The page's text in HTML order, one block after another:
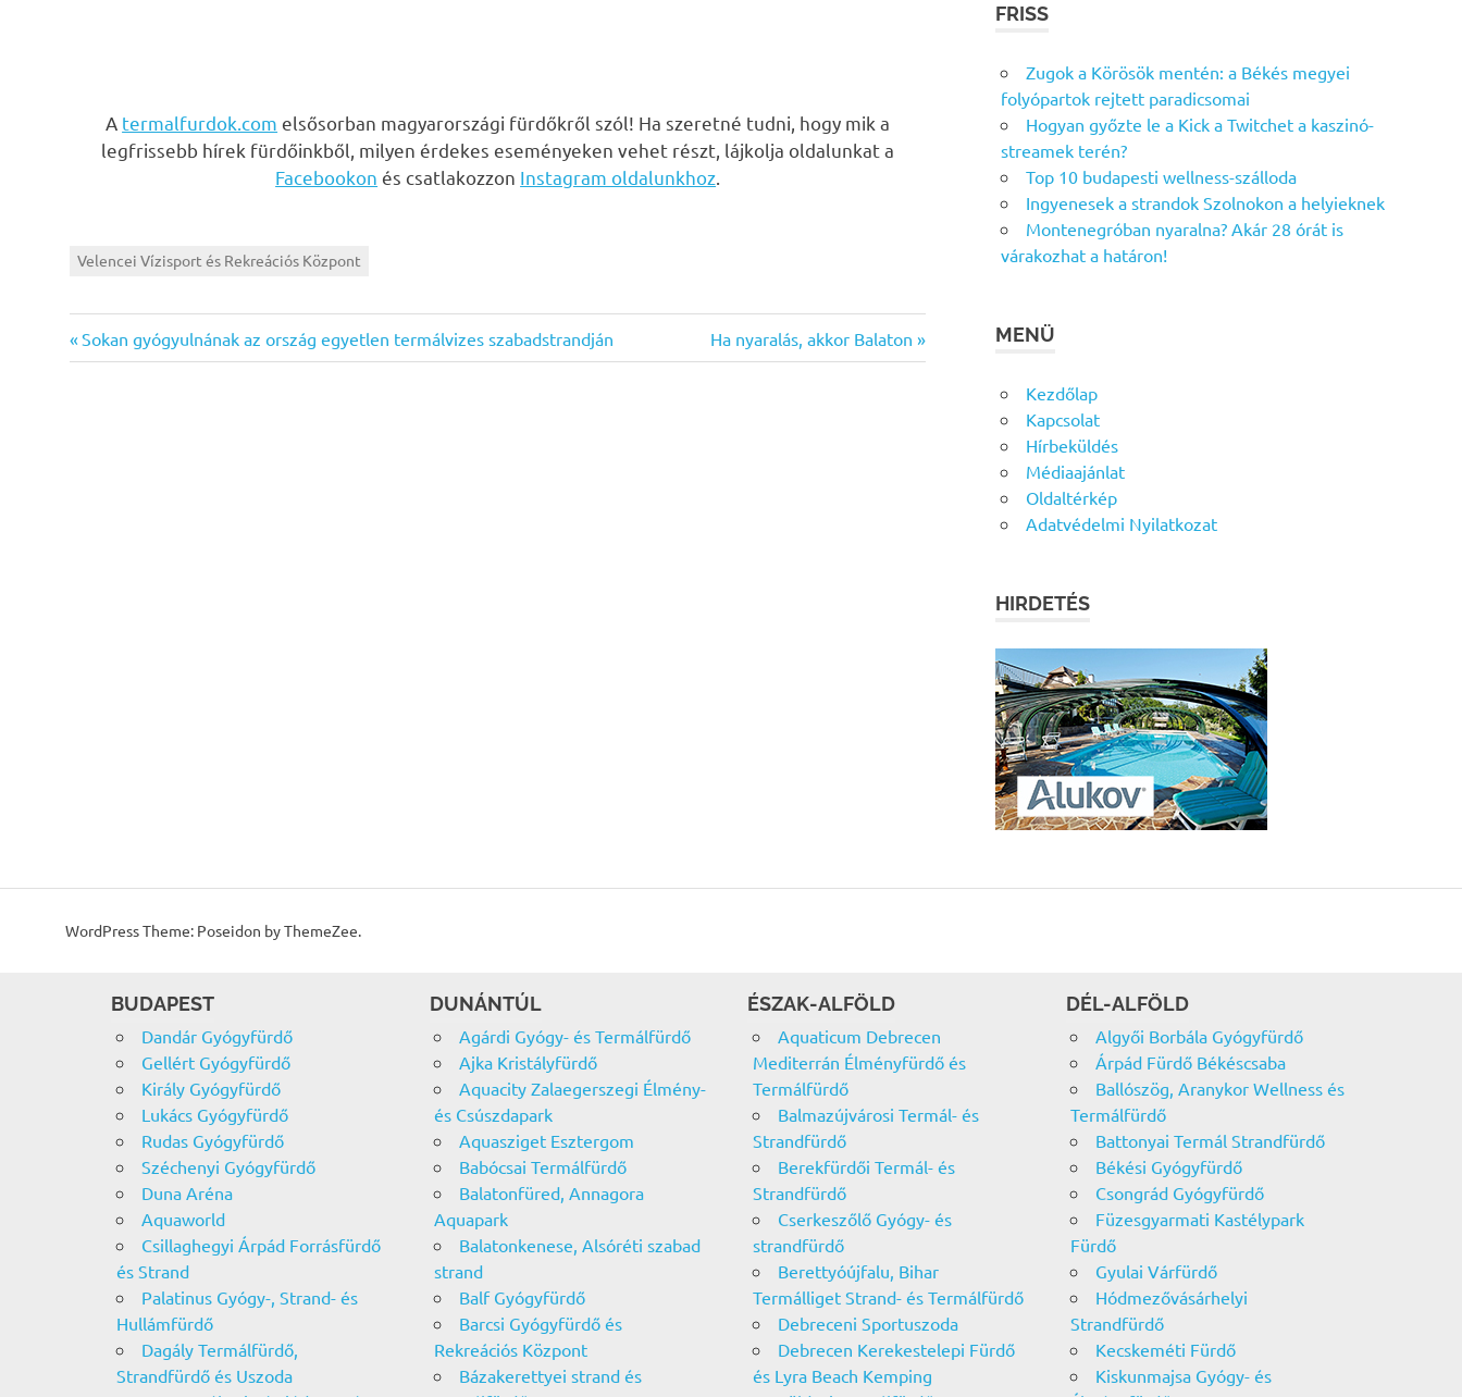
A termalfurdok.com elsősorban magyarországi fürdőkről szól! Ha szeretné tudni, hogy mik a
legfrissebb hírek fürdőinkből, milyen érdekes eseményeken vehet részt, lájkolja oldalunkat a
Facebookon és csatlakozzon Instagram oldalunkhoz.
Velencei Vízisport és Rekreációs Központ
Bejegyzés
Previous
Post:
Sokan gyógyulnának az ország egyetlen termálvizes szabadstrandján
Next
Post:
Ha nyaralás, akkor Balaton
FRISS
Zugok a Körösök mentén: a Békés megyei
folyópartok rejtett paradicsomai
Hogyan győzte le a Kick a Twitchet a kaszinó-
streamek terén?
Top 10 budapesti wellness-szálloda
Ingyenesek a strandok Szolnokon a helyieknek
Montenegróban nyaralna? Akár 28 órát is
várakozhat a határon!
MENÜ
Kezdőlap
Kapcsolat
Hírbeküldés
Médiaajánlat
Oldaltérkép
Adatvédelmi Nyilatkozat
HIRDETÉS
WordPress Theme: Poseidon by ThemeZee.
BUDAPEST
Dandár Gyógyfürdő
Gellért Gyógyfürdő
Király Gyógyfürdő
Lukács Gyógyfürdő
Rudas Gyógyfürdő
Széchenyi Gyógyfürdő
Duna Aréna
Aquaworld
Csillaghegyi Árpád Forrásfürdő
és Strand
Palatinus Gyógy-, Strand- és
Hullámfürdő
Dagály Termálfürdő,
Strandfürdő és Uszoda
DUNÁNTÚL
Agárdi Gyógy- és Termálfürdő
Ajka Kristályfürdő
Aquacity Zalaegerszegi Élmény-
és Csúszdapark
Aquasziget Esztergom
Babócsai Termálfürdő
Balatonfüred, Annagora
Aquapark
Balatonkenese, Alsóréti szabad
strand
Balf Gyógyfürdő
Barcsi Gyógyfürdő és
Rekreációs Központ
Bázakerettyei strand és
ÉSZAK-ALFÖLD
Aquaticum Debrecen
Mediterrán Élményfürdő és
Termálfürdő
Balmazújvárosi Termál- és
Strandfürdő
Berekfürdői Termál- és
Strandfürdő
Cserkeszőlő Gyógy- és
strandfürdő
Berettyóújfalu, Bihar
Termálliget Strand- és Termálfürdő
Debreceni Sportuszoda
Debrecen Kerekestelepi Fürdő
és Lyra Beach Kemping
DÉL-ALFÖLD
Algyői Borbála Gyógyfürdő
Árpád Fürdő Békéscsaba
Ballószög, Aranykor Wellness és
Termálfürdő
Battonyai Termál Strandfürdő
Békési Gyógyfürdő
Csongrád Gyógyfürdő
Füzesgyarmati Kastélypark
Fürdő
Gyulai Várfürdő
Hódmezővásárhelyi
Strandfürdő
Kecskeméti Fürdő
Kiskunmajsa Gyógy- és